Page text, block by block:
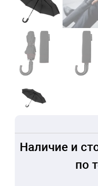
Наличие и
по